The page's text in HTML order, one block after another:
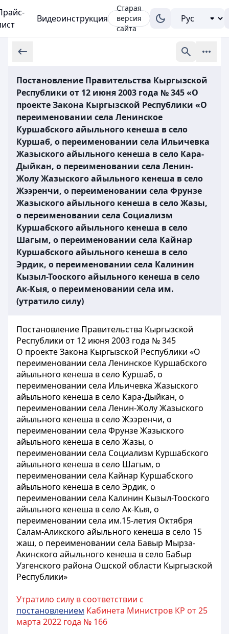
Видеоинструкция
Старая
версия
сайта
Постановление Правительства Кыргызской
Республики от 12 июня 2003 года № 345 «О
проекте Закона Кыргызской Республики «О
переименовании села Ленинское
Куршабского айыльного кенеша в село
Куршаб, о переименовании села Ильичевка
Жазыского айыльного кенеша в село Кара-
Дыйкан, о переименовании села Ленин-
Жолу Жазыского айыльного кенеша в село
Жээренчи, о переименовании села Фрунзе
Жазыского айыльного кенеша в село Жазы,
о переименовании села Социализм
Куршабского айыльного кенеша в село
Шагым, о переименовании села Кайнар
Куршабского айыльного кенеша в село
Эрдик, о переименовании села Калинин
Кызыл-Тооского айыльного кенеша в село
Ак-Кыя, о переименовании села им.
(утратило силу)
Постановление Правительства Кыргызской
Республики от 12 июня 2003 года № 345
О проекте Закона Кыргызской Республики «О
переименовании села Ленинское Куршабского
айыльного кенеша в село Куршаб, о
переименовании села Ильичевка Жазыского
айыльного кенеша в село Кара-Дыйкан, о
переименовании села Ленин-Жолу Жазыского
айыльного кенеша в село Жээренчи, о
переименовании села Фрунзе Жазыского
айыльного кенеша в село Жазы, о
переименовании села Социализм Куршабского
айыльного кенеша в село Шагым, о
переименовании села Кайнар Куршабского
айыльного кенеша в село Эрдик, о
переименовании села Калинин Кызыл-Тооского
айыльного кенеша в село Ак-Кыя, о
переименовании села им.15-летия Октября
Салам-Аликского айыльного кенеша в село 15
жаш, о переименовании села Бавыр Мырза-
Акинского айыльного кенеша в село Бабыр
Узгенского района Ошской области Кыргызской
Республики»
Утратило силу в соответствии с
постановлением Кабинета Министров КР от 25
марта 2022 года № 166